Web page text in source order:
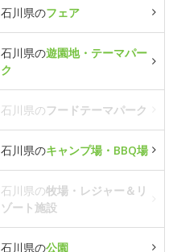
石川県のフェア
石川県の遊園地・テーマパー
ク
石川県のフードテーマパーク
石川県のキャンプ場・BBQ場
石川県の牧場・レジャー＆リ
ゾート施設
石川県の公園